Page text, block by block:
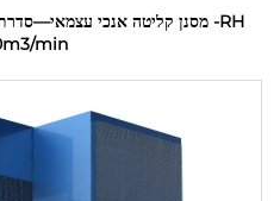
1200m3/min)